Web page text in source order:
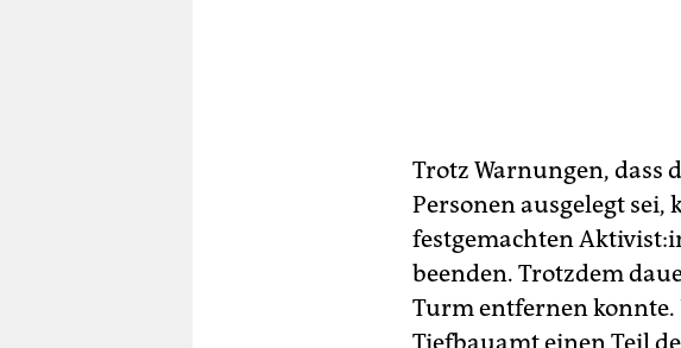
Trotz Warnungen, dass
Personen ausgelegt
festgemachten
beenden. Trotzdem
Turm entfernen
Tiefbauamt einen Teil